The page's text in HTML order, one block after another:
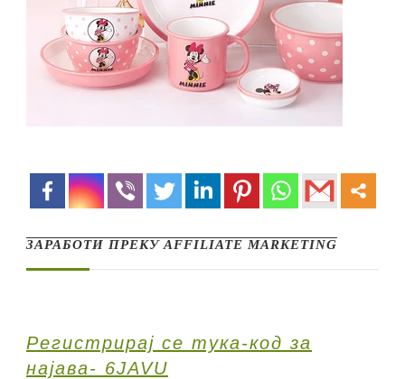
ЗАРАБОТИ ПРЕКУ AFFILIATE MARKETING
Регистрирај се тука-код за
најава- 6JAVU